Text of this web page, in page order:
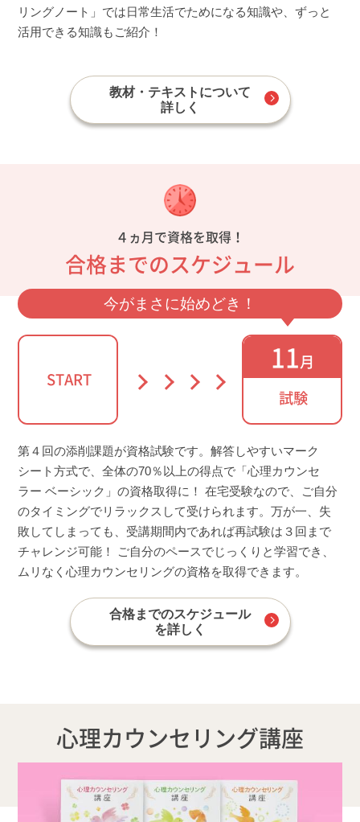
リングノート」では日常生活でためになる知識や、ずっと
活用できる知識もご紹介！
教材・テキストについて
詳しく
４ヵ月で資格を取得！
合格までのスケジュール
今がまさに始めどき！
START
11月
試験
第４回の添削課題が資格試験です。解答しやすいマーク
シート方式で、全体の70％以上の得点で「心理カウンセ
ラー ベーシック」の資格取得に！ 在宅受験なので、ご自分
のタイミングでリラックスして受けられます。万が一、失
敗してしまっても、受講期間内であれば再試験は３回まで
チャレンジ可能！ ご自分のペースでじっくりと学習でき、
ムリなく心理カウンセリングの資格を取得できます。
合格までのスケジュール
を詳しく
心理カウンセリング講座